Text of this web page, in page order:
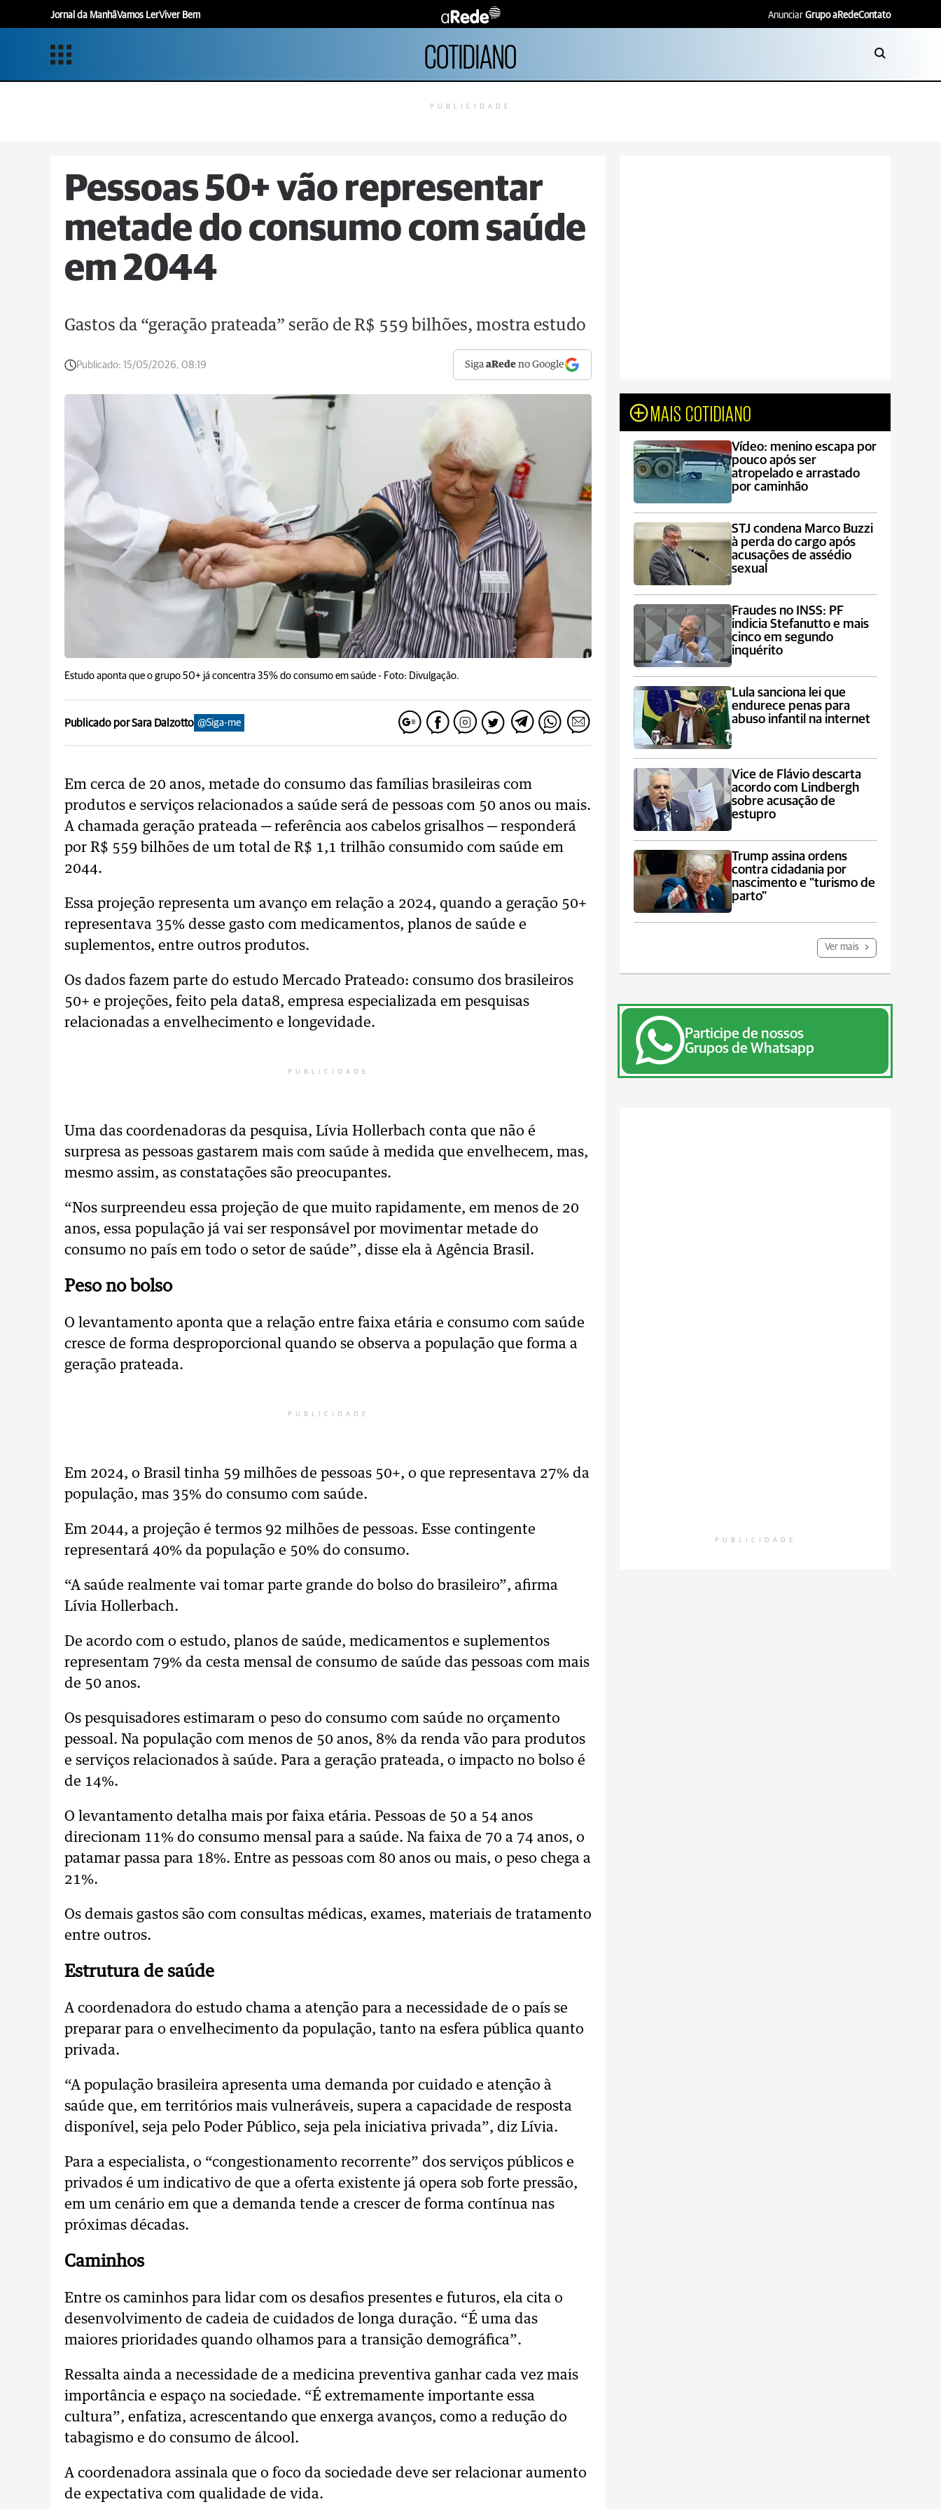
Jornal da ManhãVamos LerViver Bem Anunciar Grupo aRedeContato
COTIDIANO
PUBLICIDADE
Pessoas 50+ vão representar
metade do consumo com saúde
em 2044
Gastos da “geração prateada” serão de R$ 559 bilhões, mostra estudo
Publicado: 15/05/2026, 08:19 SigaaRede no Google
Estudo aponta que o grupo 50+ já concentra 35% do consumo em saúde - Foto: Divulgação.
Publicado por Sara Dalzotto @Siga-me
Em cerca de 20 anos, metade do consumo das famílias brasileiras com
produtos e serviços relacionados a saúde será de pessoas com 50 anos ou mais.
A chamada geração prateada ─ referência aos cabelos grisalhos ─ responderá
por R$ 559 bilhões de um total de R$ 1,1 trilhão consumido com saúde em
2044.
Essa projeção representa um avanço em relação a 2024, quando a geração 50+
representava 35% desse gasto com medicamentos, planos de saúde e
suplementos, entre outros produtos.
Os dados fazem parte do estudo Mercado Prateado: consumo dos brasileiros
50+ e projeções, feito pela data8, empresa especializada em pesquisas
relacionadas a envelhecimento e longevidade.
PUBLICIDADE
Uma das coordenadoras da pesquisa, Lívia Hollerbach conta que não é
surpresa as pessoas gastarem mais com saúde à medida que envelhecem, mas,
mesmo assim, as constatações são preocupantes.
“Nos surpreendeu essa projeção de que muito rapidamente, em menos de 20
anos, essa população já vai ser responsável por movimentar metade do
consumo no país em todo o setor de saúde”, disse ela à Agência Brasil.
Peso no bolso
O levantamento aponta que a relação entre faixa etária e consumo com saúde
cresce de forma desproporcional quando se observa a população que forma a
geração prateada.
PUBLICIDADE
Em 2024, o Brasil tinha 59 milhões de pessoas 50+, o que representava 27% da
população, mas 35% do consumo com saúde.
Em 2044, a projeção é termos 92 milhões de pessoas. Esse contingente
representará 40% da população e 50% do consumo.
“A saúde realmente vai tomar parte grande do bolso do brasileiro”, afirma
Lívia Hollerbach.
De acordo com o estudo, planos de saúde, medicamentos e suplementos
representam 79% da cesta mensal de consumo de saúde das pessoas com mais
de 50 anos.
Os pesquisadores estimaram o peso do consumo com saúde no orçamento
pessoal. Na população com menos de 50 anos, 8% da renda vão para produtos
e serviços relacionados à saúde. Para a geração prateada, o impacto no bolso é
de 14%.
O levantamento detalha mais por faixa etária. Pessoas de 50 a 54 anos
direcionam 11% do consumo mensal para a saúde. Na faixa de 70 a 74 anos, o
patamar passa para 18%. Entre as pessoas com 80 anos ou mais, o peso chega a
21%.
Os demais gastos são com consultas médicas, exames, materiais de tratamento
entre outros.
Estrutura de saúde
A coordenadora do estudo chama a atenção para a necessidade de o país se
preparar para o envelhecimento da população, tanto na esfera pública quanto
privada.
“A população brasileira apresenta uma demanda por cuidado e atenção à
saúde que, em territórios mais vulneráveis, supera a capacidade de resposta
disponível, seja pelo Poder Público, seja pela iniciativa privada”, diz Lívia.
Para a especialista, o “congestionamento recorrente” dos serviços públicos e
privados é um indicativo de que a oferta existente já opera sob forte pressão,
em um cenário em que a demanda tende a crescer de forma contínua nas
próximas décadas.
Caminhos
Entre os caminhos para lidar com os desafios presentes e futuros, ela cita o
desenvolvimento de cadeia de cuidados de longa duração. “É uma das
maiores prioridades quando olhamos para a transição demográfica”.
Ressalta ainda a necessidade de a medicina preventiva ganhar cada vez mais
importância e espaço na sociedade. “É extremamente importante essa
cultura”, enfatiza, acrescentando que enxerga avanços, como a redução do
tabagismo e do consumo de álcool.
A coordenadora assinala que o foco da sociedade deve ser relacionar aumento
de expectativa com qualidade de vida.
MAIS COTIDIANO
Vídeo: menino escapa por
pouco após ser
atropelado e arrastado
por caminhão
STJ condena Marco Buzzi
à perda do cargo após
acusações de assédio
sexual
Fraudes no INSS: PF
indicia Stefanutto e mais
cinco em segundo
inquérito
Lula sanciona lei que
endurece penas para
abuso infantil na internet
Vice de Flávio descarta
acordo com Lindbergh
sobre acusação de
estupro
Trump assina ordens
contra cidadania por
nascimento e "turismo de
parto"
Ver mais
Participe de nossos
Grupos de Whatsapp
PUBLICIDADE